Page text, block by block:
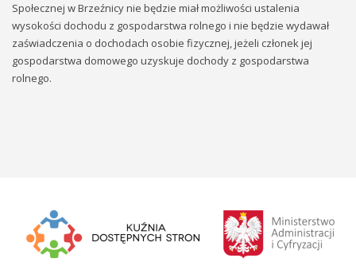
Społecznej w Brzeźnicy nie będzie miał możliwości ustalenia
wysokości dochodu z gospodarstwa rolnego i nie będzie wydawał
zaświadczenia o dochodach osobie fizycznej, jeżeli członek jej
gospodarstwa domowego uzyskuje dochody z gospodarstwa
rolnego.